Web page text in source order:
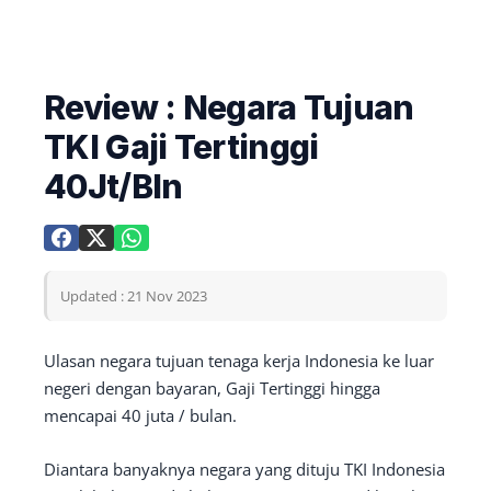
Review : Negara Tujuan
TKI Gaji Tertinggi
40Jt/Bln
Updated : 21 Nov 2023
Ulasan negara tujuan tenaga kerja Indonesia ke luar
negeri dengan bayaran, Gaji Tertinggi hingga
mencapai 40 juta / bulan.
Diantara banyaknya negara yang dituju TKI Indonesia